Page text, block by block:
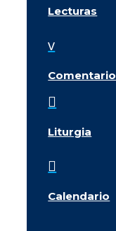
Lecturas
v
Comentario

Liturgia

Calendario